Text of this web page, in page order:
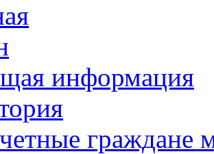
информация
граждане